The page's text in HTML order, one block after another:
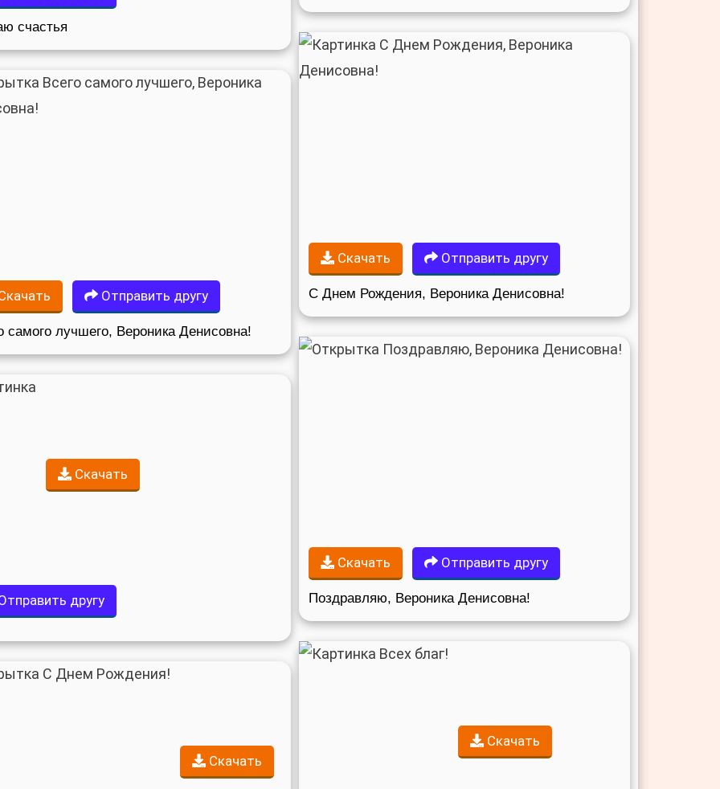
счастья
Отправить другу
самого лучшего, Вероника Денисовна!
Скачать
другу
Скачать
Скачать Отправить другу
С Днем Рождения, Вероника Денисовна!
Скачать Отправить другу
Поздравляю, Вероника Денисовна!
Скачать